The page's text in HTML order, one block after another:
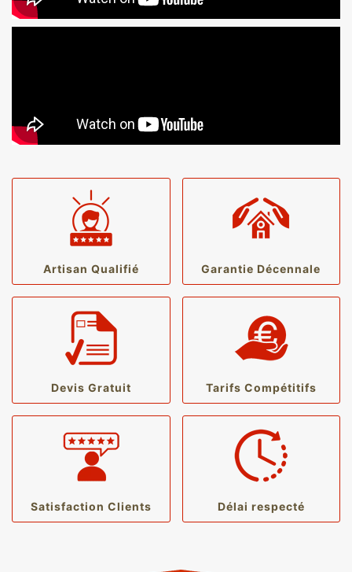
Artisan Qualifié Garantie Décennale
Devis Gratuit Tarifs Compétitifs
Satisfaction Clients Délai respecté